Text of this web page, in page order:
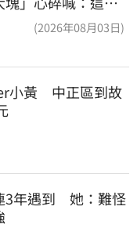
(2026年08月03日)
小黃　中正區到故
3年遇到　她：難怪